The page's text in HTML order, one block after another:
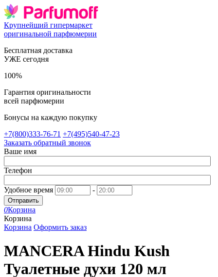
Крупнейший гипермаркет
оригинальной парфюмерии
Бесплатная доставка
УЖЕ сегодня
100%
Гарантия оригинальности
всей парфюмерии
Бонусы на каждую покупку
+7(800)333-76-71 +7(495)540-47-23
Заказать обратный звонок
Ваше имя
Телефон
Удобное время -
Отправить
0Корзина
Корзина
Корзина Оформить заказ
MANCERA Hindu Kush
Туалетные духи 120 мл